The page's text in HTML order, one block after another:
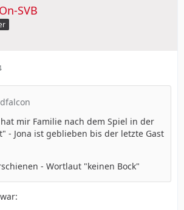
SVB
mir Familie nach dem Spiel in der
- Jona ist geblieben bis der letzte Gast
- Wortlaut "keinen Bock"